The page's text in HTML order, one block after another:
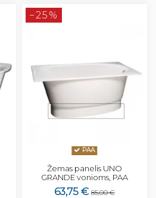
−25%
PAA
Žemas panelis UNO
GRANDE vonioms, PAA
63,75 € 85,00 €